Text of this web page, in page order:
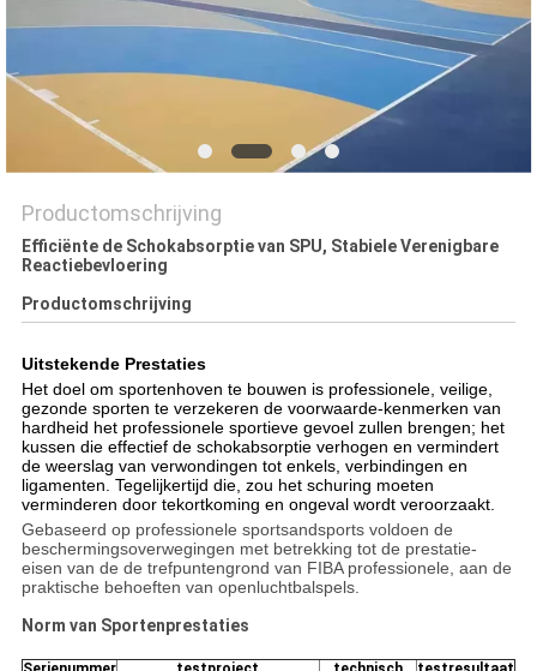
Productomschrijving
Efficiënte de Schokabsorptie van SPU, Stabiele Verenigbare
Reactiebevloering
Productomschrijving
Uitstekende Prestaties
Het doel om sportenhoven te bouwen is professionele, veilige,
gezonde sporten te verzekeren de voorwaarde-kenmerken van
hardheid het professionele sportieve gevoel zullen brengen; het
kussen die effectief de schokabsorptie verhogen en vermindert
de weerslag van verwondingen tot enkels, verbindingen en
ligamenten. Tegelijkertijd die, zou het schuring moeten
verminderen door tekortkoming en ongeval wordt veroorzaakt.
Gebaseerd op professionele sportsandsports voldoen de
beschermingsoverwegingen met betrekking tot de prestatie-
eisen van de de trefpuntengrond van FIBA professionele, aan de
praktische behoeften van openluchtbalspels.
Norm van Sportenprestaties